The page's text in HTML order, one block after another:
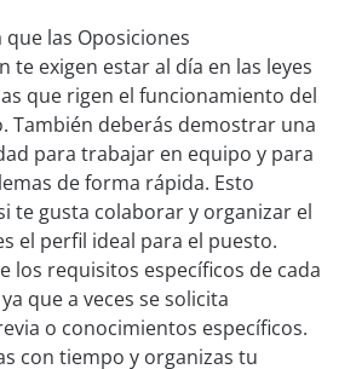
las Oposiciones
te exigen estar al día en las leyes
que rigen el funcionamiento del
También deberás demostrar una
para trabajar en equipo y para
de forma rápida. Esto
te gusta colaborar y organizar el
el perfil ideal para el puesto.
los requisitos específicos de cada
que a veces se solicita
o conocimientos específicos.
con tiempo y organizas tu